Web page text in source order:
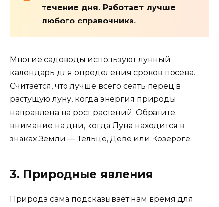
течение дня. Работает лучше
любого справочника.
Многие садоводы используют лунный
календарь для определения сроков посева.
Считается, что лучше всего сеять перец в
растущую луну, когда энергия природы
направлена на рост растений. Обратите
внимание на дни, когда Луна находится в
знаках Земли — Тельце, Деве или Козероге.
3. Природные явления
Природа сама подсказывает нам время для